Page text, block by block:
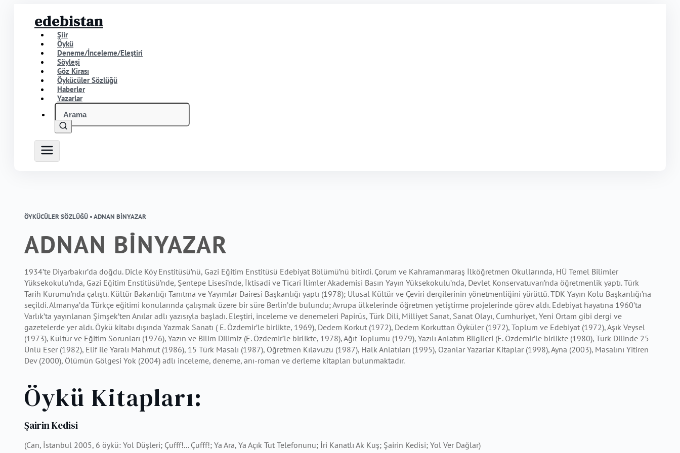
edebistan
Şiir
Öykü
Deneme/İnceleme/Eleştiri
Söyleşi
Göz Kirası
Öykücüler Sözlüğü
Haberler
Yazarlar
ÖYKÜCÜLER SÖZLÜĞÜ •ADNAN BİNYAZAR
ADNAN BİNYAZAR
1934’te Diyarbakır’da doğdu. Dicle Köy Enstitüsü’nü, Gazi Eğitim Enstitüsü Edebiyat Bölümü’nü bitirdi. Çorum ve Kahramanmaraş İlköğretmen Okullarında, HÜ Temel Bilimler
Yüksekokulu’nda, Gazi Eğitim Enstitüsü’nde, Şentepe Lisesi’nde, İktisadi ve Ticari İlimler Akademisi Basın Yayın Yüksekokulu’nda, Devlet Konservatuvarı’nda öğretmenlik yaptı. Türk
Tarih Kurumu’nda çalıştı. Kültür Bakanlığı Tanıtma ve Yayımlar Dairesi Başkanlığı yaptı (1978); Ulusal Kültür ve Çeviri dergilerinin yönetmenliğini yürüttü. TDK Yayın Kolu Başkanlığı’na
seçildi. Almanya’da Türkçe eğitimi konularında çalışmak üzere bir süre Berlin’de bulundu; Avrupa ülkelerinde öğretmen yetiştirme projelerinde görev aldı. Edebiyat hayatına 1960’ta
Varlık’ta yayınlanan Şimşek’ten Anılar adlı yazısıyla başladı. Eleştiri, inceleme ve denemeleri Papirüs, Türk Dili, Milliyet Sanat, Sanat Olayı, Cumhuriyet, Yeni Ortam gibi dergi ve
gazetelerde yer aldı. Öykü kitabı dışında Yazmak Sanatı ( E. Özdemir’le birlikte, 1969), Dedem Korkut (1972), Dedem Korkuttan Öyküler (1972), Toplum ve Edebiyat (1972), Aşık Veysel
(1973), Kültür ve Eğitim Sorunları (1976), Yazın ve Bilim Dilimiz (E. Özdemir’le birlikte, 1978), Ağıt Toplumu (1979), Yazılı Anlatım Bilgileri (E. Özdemir’le birlikte (1980), Türk Dilinde 25
Ünlü Eser (1982), Elif ile Yaralı Mahmut (1986), 15 Türk Masalı (1987), Öğretmen Kılavuzu (1987), Halk Anlatıları (1995), Ozanlar Yazarlar Kitaplar (1998), Ayna (2003), Masalını Yitiren
Dev (2000), Ölümün Gölgesi Yok (2004) adlı inceleme, deneme, anı-roman ve derleme kitapları bulunmaktadır.
Öykü Kitapları:
Şairin Kedisi
(Can, İstanbul 2005, 6 öykü: Yol Düşleri; Çufff!... Çufff!; Ya Ara, Ya Açık Tut Telefonunu; İri Kanatlı Ak Kuş; Şairin Kedisi; Yol Ver Dağlar)